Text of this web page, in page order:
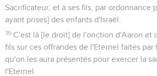
Sacrificateur, et à ses fils, par ordonnance
ayant prises] des enfants d'Israël.
35 C'est là [le droit] de l'onction d'Aaron et
fils sur ces offrandes de l'Eternel faites
qu'on les aura présentés pour exercer la
l'Eternel.